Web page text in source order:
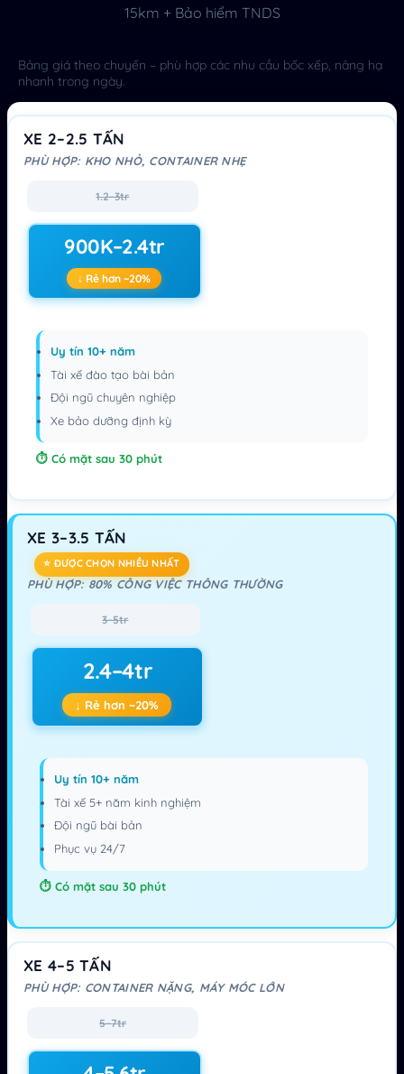
15km + Bảo hiểm TNDS
Bảng giá theo chuyến – phù hợp các nhu cầu bốc xếp, nâng hạ
nhanh trong ngày.
XE 2–2.5 TẤN
PHÙ HỢP: KHO NHỎ, CONTAINER NHẸ
1.2–3tr
900K–2.4tr
↓ Rẻ hơn ~20%
Uy tín 10+ năm
Tài xế đào tạo bài bản
Đội ngũ chuyên nghiệp
Xe bảo dưỡng định kỳ
Có mặt sau 30 phút
XE 3–3.5 TẤN
⭐ ĐƯỢC CHỌN NHIỀU NHẤT
PHÙ HỢP: 80% CÔNG VIỆC THÔNG THƯỜNG
3–5tr
2.4–4tr
↓ Rẻ hơn ~20%
Uy tín 10+ năm
Tài xế 5+ năm kinh nghiệm
Đội ngũ bài bản
Phục vụ 24/7
Có mặt sau 30 phút
XE 4–5 TẤN
PHÙ HỢP: CONTAINER NẶNG, MÁY MÓC LỚN
5–7tr